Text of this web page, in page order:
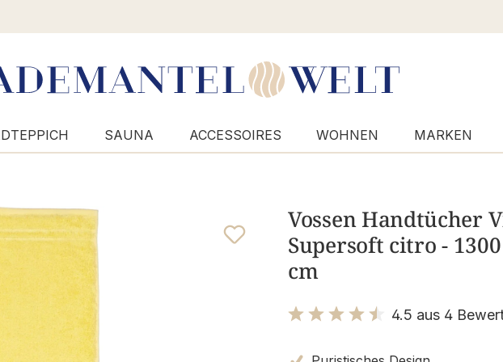
SAUNA ACCESSOIRES WOHNEN MARKEN
Vossen Handtücher
Supersoft citro -
cm
4.5 aus 4